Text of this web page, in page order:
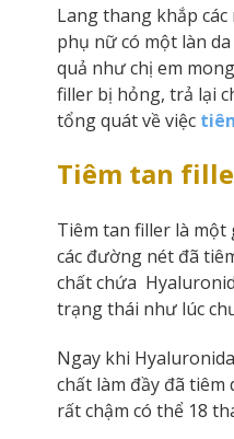
Lang thang khắp
phụ nữ có một làn
quả như chị em
filler bị hỏng, trả lại
tổng quát về việc
Tiêm tan
Tiêm tan filler là một
các đường nét đã
chất chứa
trạng thái như lúc
Ngay khi
chất làm đầy đã
rất chậm có thể 18